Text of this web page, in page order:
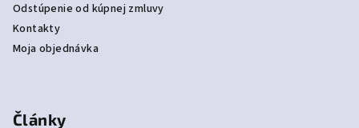
Odstúpenie od kúpnej zmluvy
Kontakty
Moja objednávka
Články